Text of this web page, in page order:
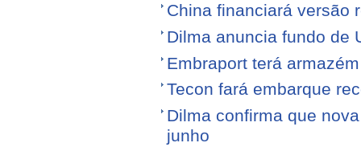
China financiará versão
Dilma anuncia fundo de
Embraport terá
Tecon fará embarque
Dilma confirma que
junho